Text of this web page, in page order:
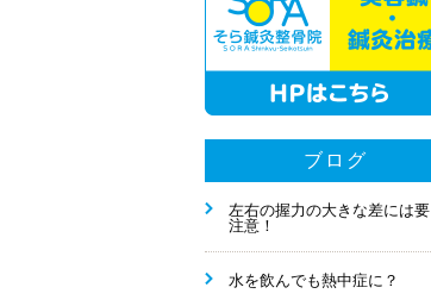
ブログ
左右の握力の大きな差には要
注意！
水を飲んでも熱中症に？